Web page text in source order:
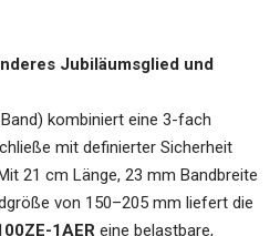
Jubiläumsglied und
kombiniert eine 3-fach
mit definierter Sicherheit
21 cm Länge, 23 mm Bandbreite
von 150–205 mm liefert die
1AER eine belastbare,